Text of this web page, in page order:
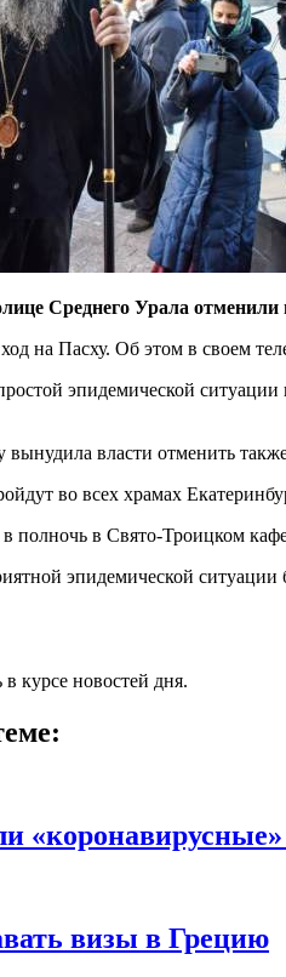
Среднего Урала отменили
на Пасху. Об этом в своем
эпидемической
вынудила власти отменить
во всех храмах
полночь в Свято-Троицком
эпидемической
курсе новостей дня.
визы в Грецию